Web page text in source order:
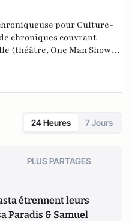
pour Culture-
chroniques couvrant
(théâtre, One Man Shows,
cinéma, expos, livres,
2013 par Jacques
24 Heures 7 Jours
PLUS PARTAGES
étrennent leurs
Paradis & Samuel